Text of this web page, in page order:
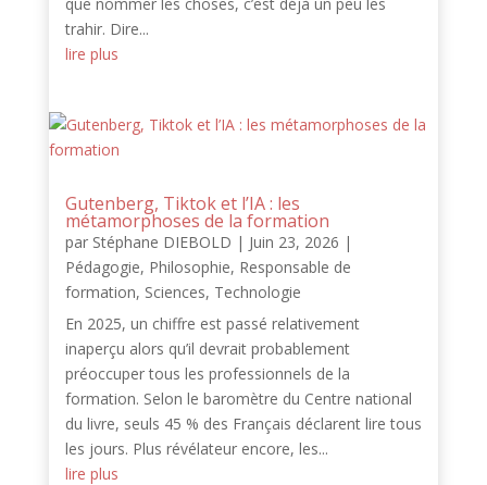
trahir. Dire...
lire plus
Gutenberg, Tiktok et l’IA : les
métamorphoses de la formation
par Stéphane DIEBOLD | Juin 23, 2026 |
Pédagogie, Philosophie, Responsable de
formation, Sciences, Technologie
En 2025, un chiffre est passé relativement
inaperçu alors qu’il devrait probablement
préoccuper tous les professionnels de la
formation. Selon le baromètre du Centre national
du livre, seuls 45 % des Français déclarent lire tous
les jours. Plus révélateur encore, les...
lire plus